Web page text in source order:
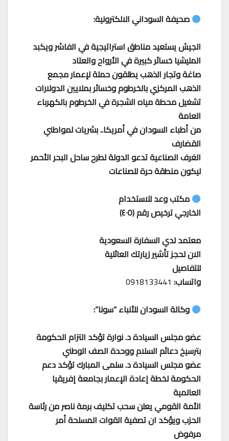
صحيفة السوداني الالكترونية:
الجيش يستعيد مناطق استراتيجية في الفاشر ويكبد
المليشيا خسائر كبيرة في الأرواح والعتاد
صاغة وتجار الذهب يطلقون حملة لإعمار مجمع
الذهب المركزي بالخرطوم وخسائر بملايين الدولارات
تشغيل محطة مياه الشجرة في الخرطوم بالكهرباء
العامة
من أطباء السودان في أمريكا.. بشريات لمواطني
القضارف
الغرف الصناعية تدعو الدولة لطرح ساحل البحر الأحمر
ليكون منطقة حرة للصناعات
مكتب وعد للاستخدام
الخارجي ترخيص رقم (٤٠٥)
معتمد لدي السفارة السعودية
الان لحجز تأشير زيارتك العائلية
للتفاصيل
واتساب: 0918133441
وكالة السودان للأنباء “سونا”:
عضو مجلس السيادة د. نوارة تؤكد التزام الحكومة
بترسيخ دعائم السلام ووحدة الصف الوطني
عضو مجلس السيادة د. سلمى المبارك تؤكد دعم
الحكومة لخطة إعادة الإعمار بجامعة إفريقيا
العالمية
الأمة القومي يعلن سحب تكليف برمة ناصر من رئاسة
الحزب ويؤكد ان تصفية القوات المسلحة أمر
مرفوض